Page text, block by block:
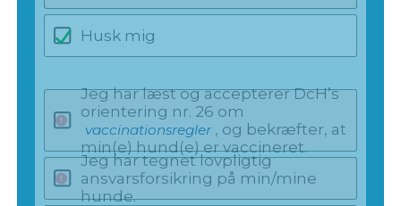
Husk mig
Jeg har læst og accepterer DcH’s
orientering nr. 26 om
vaccinationsregler, og bekræfter, at
min(e) hund(e) er vaccineret.
Jeg har tegnet lovpligtig
ansvarsforsikring på min/mine
hunde.